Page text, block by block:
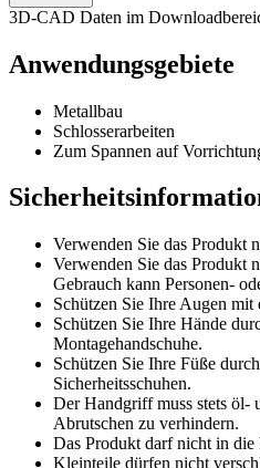
3D-CAD Daten im
Anwendungsgebiete
Metallbau
Schlosserarbeiten
Zum Spannen auf
Verwenden Sie das Produkt
Verwenden Sie das Produkt
Gebrauch kann Personen-
Schützen Sie Ihre Augen mit
Schützen Sie Ihre Hände
Montagehandschuhe.
Schützen Sie Ihre Füße
Sicherheitsschuhen.
Der Handgriff muss stets öl-
Abrutschen zu verhindern.
Das Produkt darf nicht in
Kleinteile dürfen nicht